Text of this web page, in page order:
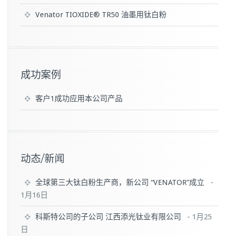
Venator TIOXIDE® TR50 油墨用钛白粉
成功案例
客户1成功应用本公司产品
动态/新闻
全球第三大钛白粉生产商，新公司 “VENATOR”成立
-
1月16日
科斯特公司的子公司 江西添光钛业有限公司 - 1月25
日